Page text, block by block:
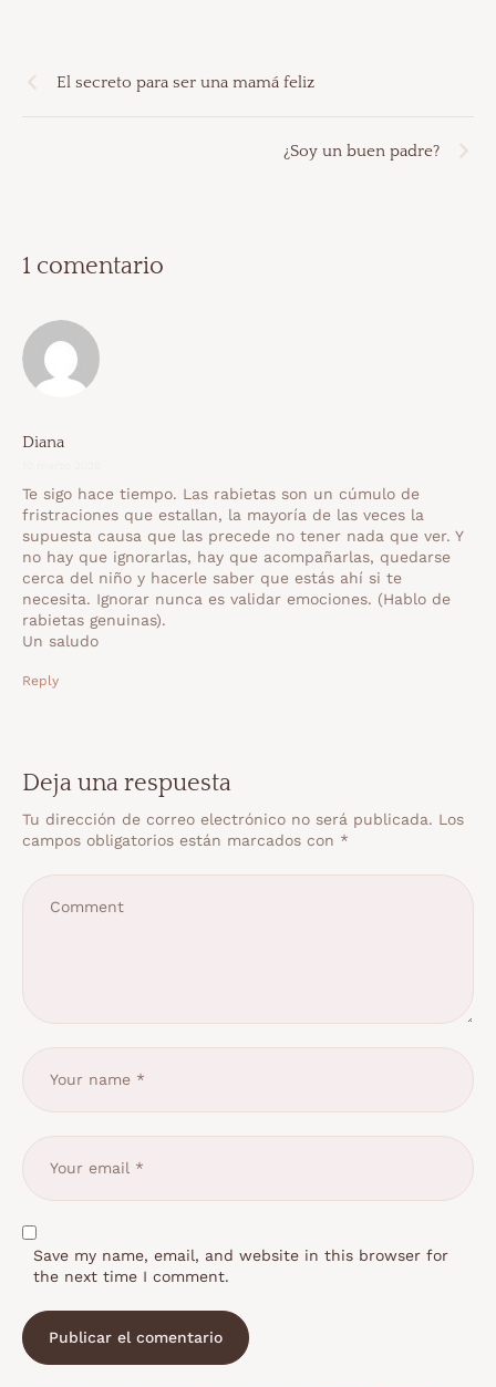
El secreto para ser una mamá feliz
¿Soy un buen padre?
1 comentario
Diana
Te sigo hace tiempo. Las rabietas son un cúmulo de
fristraciones que estallan, la mayoría de las veces la
supuesta causa que las precede no tener nada que ver. Y
no hay que ignorarlas, hay que acompañarlas, quedarse
cerca del niño y hacerle saber que estás ahí si te
necesita. Ignorar nunca es validar emociones. (Hablo de
rabietas genuinas).
Un saludo
Reply
Deja una respuesta
Tu dirección de correo electrónico no será publicada. Los
campos obligatorios están marcados con *
Save my name, email, and website in this browser for
the next time I comment.